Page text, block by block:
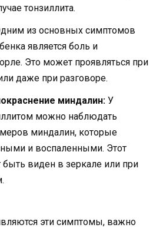
тонзиллита.
из основных симптомов
является боль и
Это может проявляться при
даже при разговоре.
миндалин: У
можно наблюдать
миндалин, которые
и воспаленными. Этот
виден в зеркале или при
эти симптомы, важно